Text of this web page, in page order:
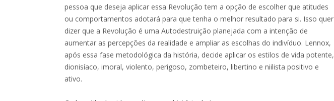
pessoa que deseja aplicar essa Revolução tem a opção de escolher que atitudes
ou comportamentos adotará para que tenha o melhor resultado para si. Isso quer
dizer que a Revolução é uma Autodestruição planejada com a intenção de
aumentar as percepções da realidade e ampliar as escolhas do indivíduo. Lennox,
após essa fase metodológica da história, decide aplicar os estilos de vida potente,
dionisíaco, imoral, violento, perigoso, zombeteiro, libertino e niilista positivo e
ativo.